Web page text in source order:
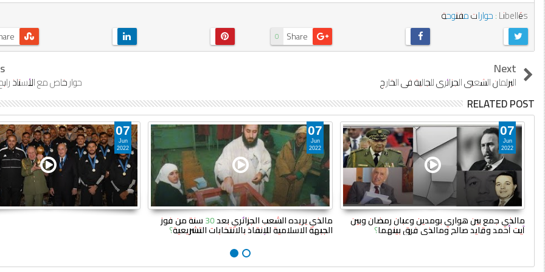
Libellés : حوارات مفتوحة
0 Share
Next
البرلمان الشعبي الجزائري للجالية في الخارج حوار خاص مع الأستاذ
RELATED POST
07
Jun
2022
مالذي جمع بين هواري بومدين وعبان رمضان وبين
آيت أحمد وقايد صالح ومالذي فرق بينهما؟
07
Jun
2022
مالذي يريده الشعب الجزائري بعد 30 سنة من فوز
الجبهة الاسلامية للإنقاذ بالانتخابات التشريعية؟
07
Jun
2022